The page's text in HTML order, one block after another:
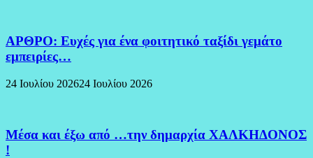
ΑΡΘΡΟ: Ευχές για ένα φοιτητικό ταξίδι γεμάτο
εμπειρίες…
24 Ιουλίου 202624 Ιουλίου 2026
Μέσα και έξω από …την δημαρχία ΧΑΛΚΗΔΟΝΟΣ
!